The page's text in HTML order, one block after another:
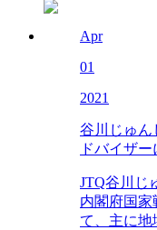
Apr
01
2021
谷川じゅん
ドバイザ
JTQ谷川じ
内閣府国家
て、主に地